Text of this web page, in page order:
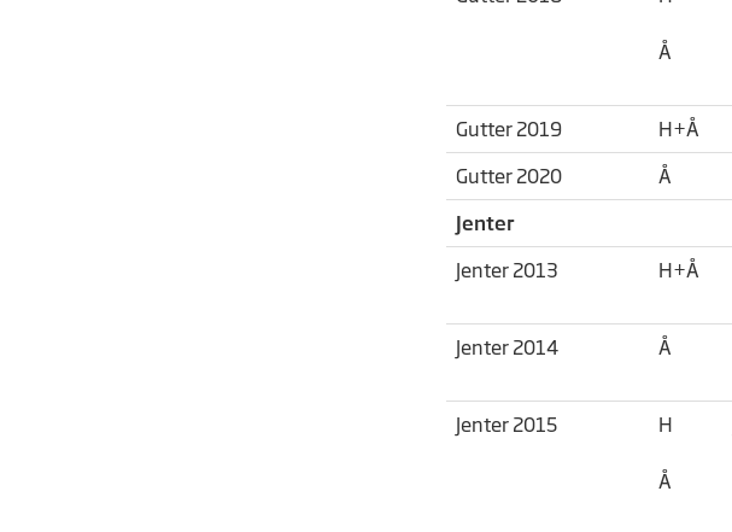
Å
Gutter 2019 H+Å
Gutter 2020
Å
Jenter
Jenter 2013
H+Å
Jenter 2014 Å
Jenter 2015 H
Å